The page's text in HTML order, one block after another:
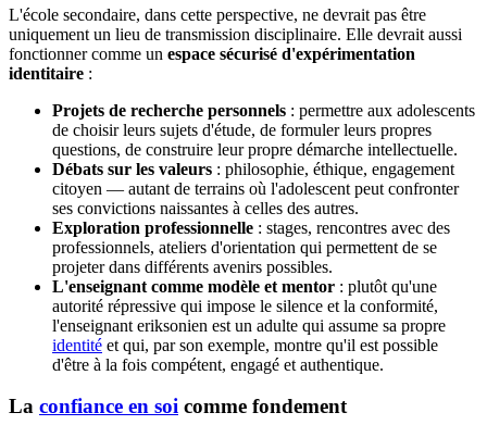
L'école secondaire, dans cette perspective, ne devrait pas être
uniquement un lieu de transmission disciplinaire. Elle devrait aussi
fonctionner comme un espace sécurisé d'expérimentation
identitaire :
Projets de recherche personnels : permettre aux adolescents
de choisir leurs sujets d'étude, de formuler leurs propres
questions, de construire leur propre démarche intellectuelle.
Débats sur les valeurs : philosophie, éthique, engagement
citoyen — autant de terrains où l'adolescent peut confronter
ses convictions naissantes à celles des autres.
Exploration professionnelle : stages, rencontres avec des
professionnels, ateliers d'orientation qui permettent de se
projeter dans différents avenirs possibles.
L'enseignant comme modèle et mentor : plutôt qu'une
autorité répressive qui impose le silence et la conformité,
l'enseignant eriksonien est un adulte qui assume sa propre
identité et qui, par son exemple, montre qu'il est possible
d'être à la fois compétent, engagé et authentique.
La confiance en soi comme fondement